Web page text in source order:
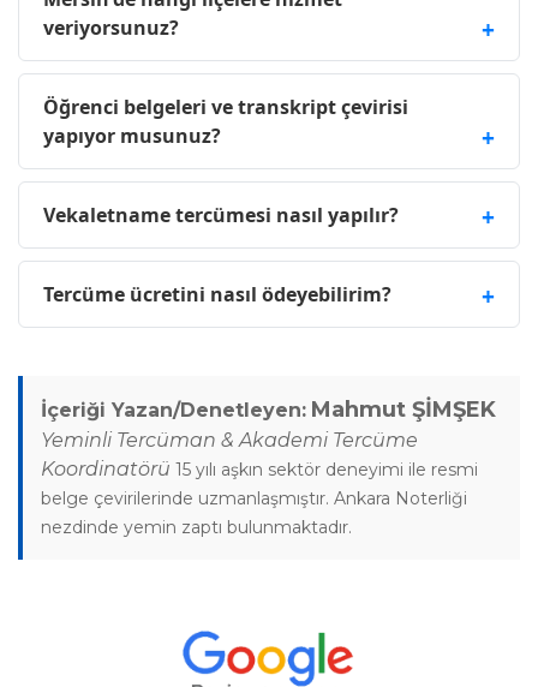
veriyorsunuz?
Öğrenci belgeleri ve transkript çevirisi
yapıyor musunuz?
Vekaletname tercümesi nasıl yapılır?
Tercüme ücretini nasıl ödeyebilirim?
İçeriği Yazan/Denetleyen: Mahmut ŞİMŞEK
Yeminli Tercüman & Akademi Tercüme
Koordinatörü 15 yılı aşkın sektör deneyimi ile resmi
belge çevirilerinde uzmanlaşmıştır. Ankara Noterliği
nezdinde yemin zaptı bulunmaktadır.